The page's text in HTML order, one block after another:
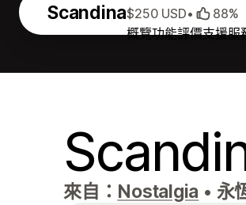
Scandina
概覽功能評價支援服
$250 USD• 88%
來自： Nostalgia • 永